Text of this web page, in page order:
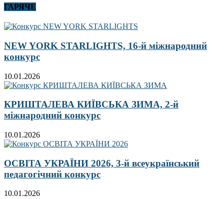
ГАРЯЧЕ
NEW YORK STARLIGHTS, 16-й міжнародний
конкурс
10.01.2026
КРИШТАЛЕВА КИЇВСЬКА ЗИМА, 2-й
міжнародний конкурс
10.01.2026
ОСВІТА УКРАЇНИ 2026, 3-й всеукраїнський
педагогічний конкурс
10.01.2026